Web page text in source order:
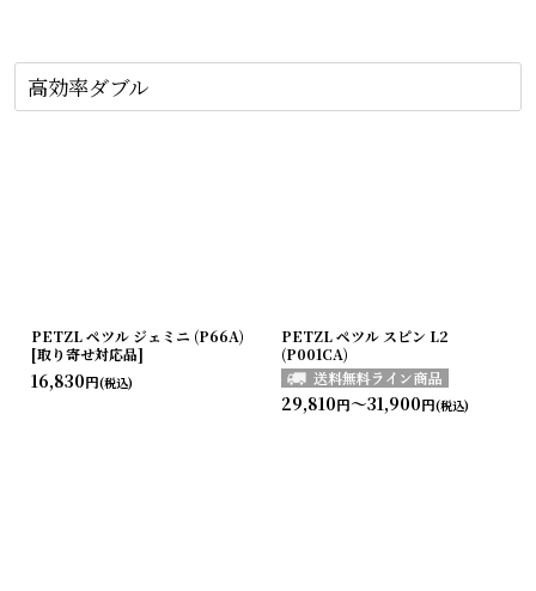
高効率ダブル
PETZL ペツル ジェミニ (P66A)
[取り寄せ対応品]
16,830円(税込)
PETZL ペツル スピン L2
(P001CA)
29,810円～31,900円(税込)